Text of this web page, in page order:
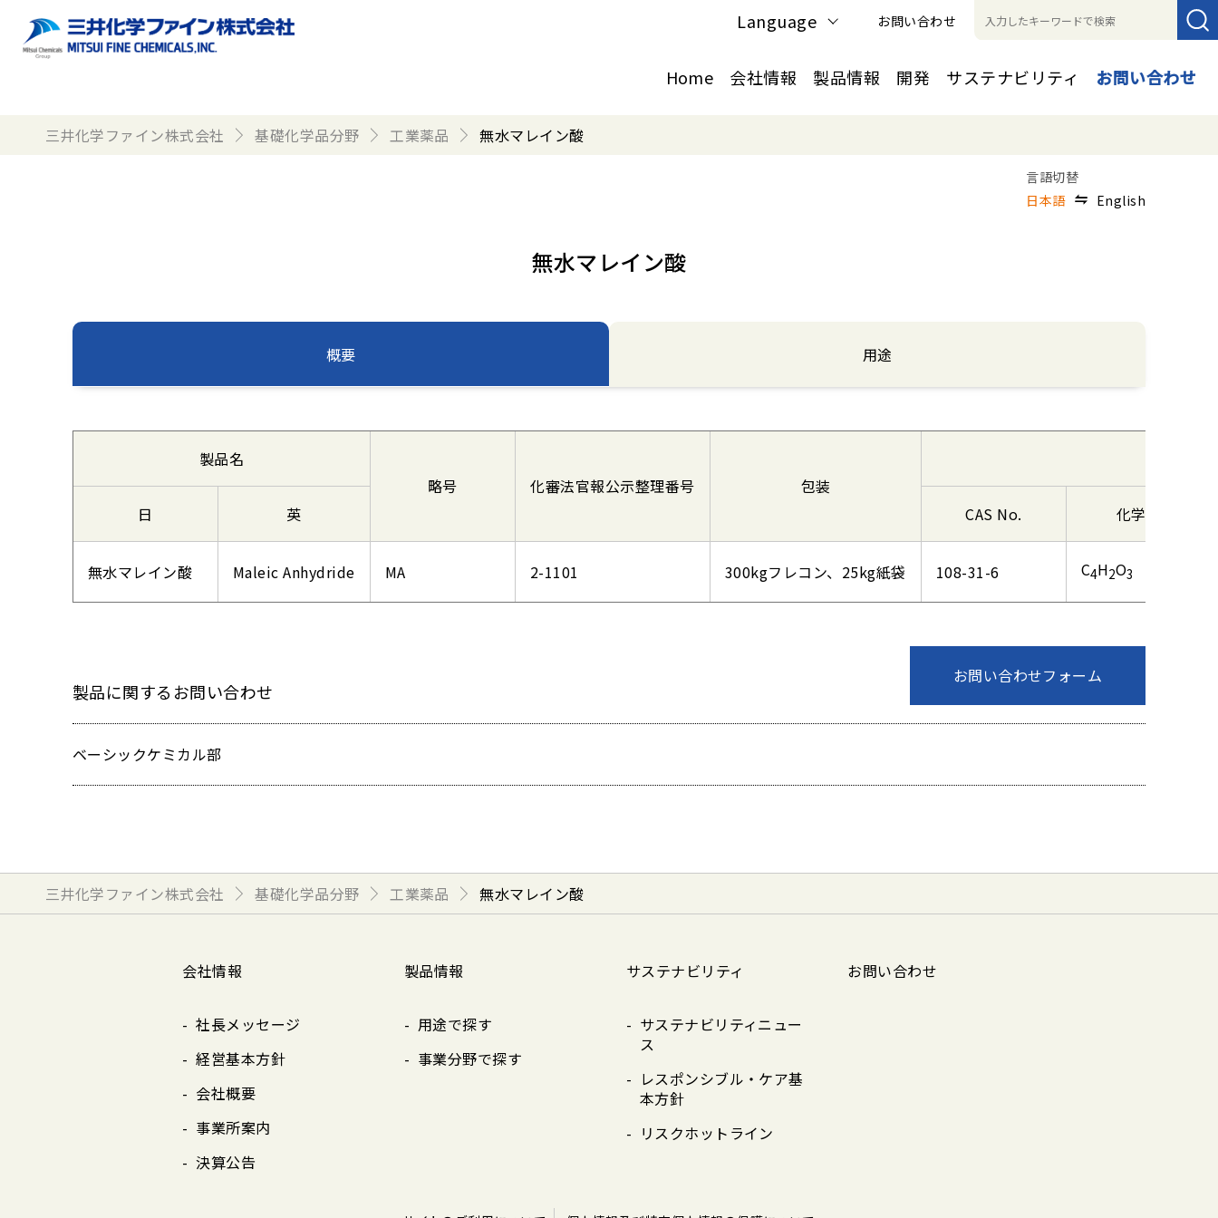
Language お問い合わせ
Home 会社情報 製品情報 開発 サステナビリティ お問い合わせ
三井化学ファイン株式会社 基礎化学品分野 工業薬品 無水マレイン酸
日本語 English
無水マレイン酸
概要 用途
製品名
略号
化審法官報公示整理番号
包装
日
英 CAS No. 化学式
無水マレイン酸 Maleic Anhydride MA 2-1101 300kgフレコン、25kg紙袋 108-31-6 C4H2O3
製品に関するお問い合わせ
お問い合わせフォーム
ベーシックケミカル部
三井化学ファイン株式会社 基礎化学品分野 工業薬品 無水マレイン酸
会社情報
社長メッセージ
経営基本方針
会社概要
事業所案内
決算公告
製品情報
用途で探す
事業分野で探す
サステナビリティ
サステナビリティニュー
ス
レスポンシブル・ケア基
本方針
リスクホットライン
お問い合わせ